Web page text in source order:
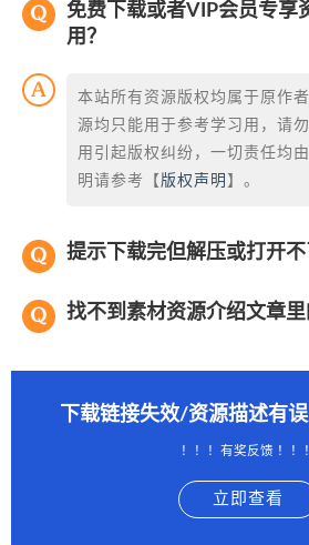
免费下载或者VIP会员专享
用？
本站所有资源版权均属于原作
源均只能用于参考学习用，请
用引起版权纠纷，一切责任均
明请参考【 版权声明 】。
提示下载完但解压或打开不
找不到素材资源介绍文章里
下载链接失效/资源描述有
！！！有奖反馈 ！！！
立即查看